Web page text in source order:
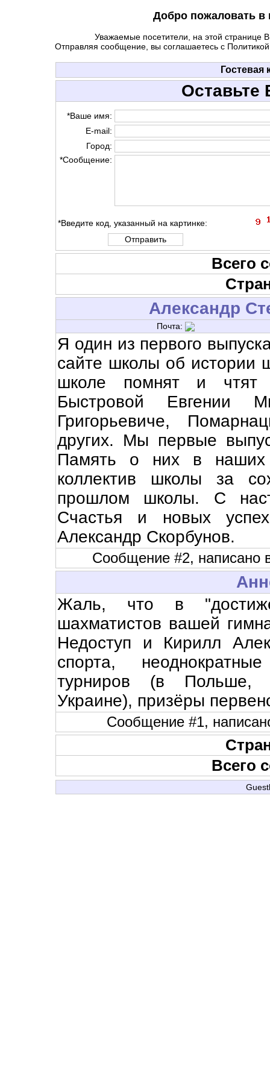
Добро пожаловать в
Уважаемые посетители, на этой странице
Отправляя сообщение, вы соглашаетесь с
Гостевая
Оставьте
*Ваше имя:
E-mail:
Город:
*Сообщение:
*Введите код, указанный на картинке:
Всего
Александр
Почта:
Я один из первого
сайте школы об истории
школе помнят и чтят
Быстровой Евгении
Григорьевиче,
других. Мы первые
Память о них в наших
коллектив школы за
прошлом школы. С
Счастья и новых
Александр Скорбунов.
Сообщение #2, написано
Жаль, что в
шахматистов вашей
Недоступ и Кирилл
спорта,
турниров (в Польше,
Украине), призёры
Сообщение #1,
Всего